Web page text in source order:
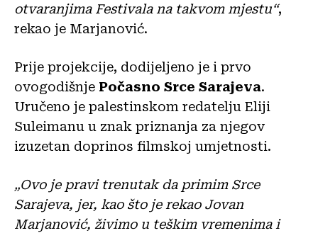
otvaranjima Festivala na takvom mjestu“,
rekao je Marjanović.
Prije projekcije, dodijeljeno je i prvo
ovogodišnje Počasno Srce Sarajeva.
Uručeno je palestinskom redatelju Eliji
Suleimanu u znak priznanja za njegov
izuzetan doprinos filmskoj umjetnosti.
„Ovo je pravi trenutak da primim Srce
Sarajeva, jer, kao što je rekao Jovan
Marjanović, živimo u teškim vremenima i